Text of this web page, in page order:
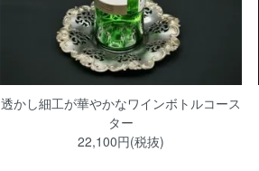
透かし細工が華やかなワインボトルコース
ター
22,100円(税抜)